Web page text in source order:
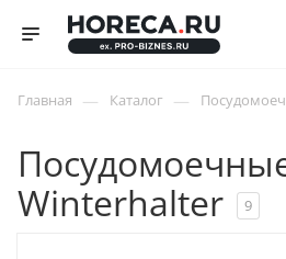
Главная — Каталог —
Winterhalter
9